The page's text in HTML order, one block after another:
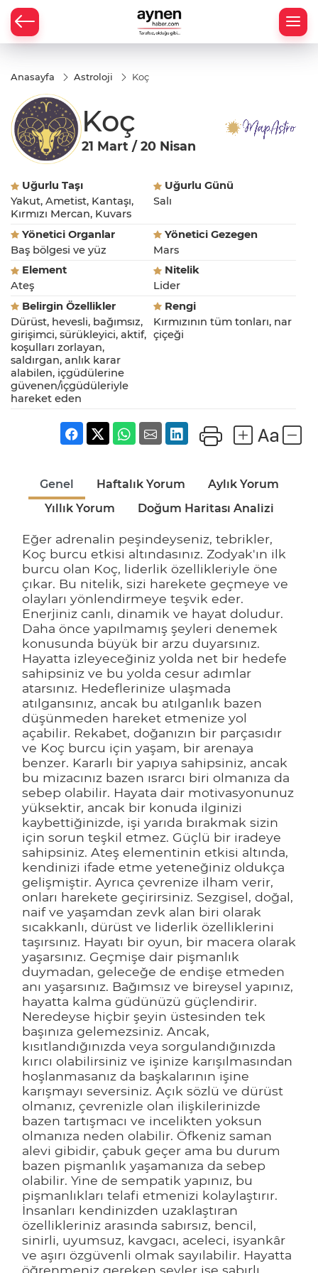
Anasayfa Astroloji Koç
Koç
21 Mart / 20 Nisan
Uğurlu Taşı
Yakut, Ametist, Kantaşı,
Kırmızı Mercan, Kuvars
Uğurlu Günü
Salı
Yönetici Organlar
Baş bölgesi ve yüz
Yönetici Gezegen
Mars
Element
Ateş
Nitelik
Lider
Belirgin Özellikler
Dürüst, hevesli, bağımsız,
girişimci, sürükleyici, aktif,
koşulları zorlayan,
saldırgan, anlık karar
alabilen, içgüdülerine
güvenen/içgüdüleriyle
hareket eden
Rengi
Kırmızının tüm tonları, nar
çiçeği
Genel Haftalık Yorum
Aylık Yorum
Yıllık Yorum
Doğum Haritası Analizi
Eğer adrenalin peşindeyseniz, tebrikler,
Koç burcu etkisi altındasınız. Zodyak'ın ilk
burcu olan Koç, liderlik özellikleriyle öne
çıkar. Bu nitelik, sizi harekete geçmeye ve
olayları yönlendirmeye teşvik eder.
Enerjiniz canlı, dinamik ve hayat doludur.
Daha önce yapılmamış şeyleri denemek
konusunda büyük bir arzu duyarsınız.
Hayatta izleyeceğiniz yolda net bir hedefe
sahipsiniz ve bu yolda cesur adımlar
atarsınız. Hedeflerinize ulaşmada
atılgansınız, ancak bu atılganlık bazen
düşünmeden hareket etmenize yol
açabilir. Rekabet, doğanızın bir parçasıdır
ve Koç burcu için yaşam, bir arenaya
benzer. Kararlı bir yapıya sahipsiniz, ancak
bu mizacınız bazen ısrarcı biri olmanıza da
sebep olabilir. Hayata dair motivasyonunuz
yüksektir, ancak bir konuda ilginizi
kaybettiğinizde, işi yarıda bırakmak sizin
için sorun teşkil etmez. Güçlü bir iradeye
sahipsiniz. Ateş elementinin etkisi altında,
kendinizi ifade etme yeteneğiniz oldukça
gelişmiştir. Ayrıca çevrenize ilham verir,
onları harekete geçirirsiniz. Sezgisel, doğal,
naif ve yaşamdan zevk alan biri olarak
sıcakkanlı, dürüst ve liderlik özelliklerini
taşırsınız. Hayatı bir oyun, bir macera olarak
yaşarsınız. Geçmişe dair pişmanlık
duymadan, geleceğe de endişe etmeden
anı yaşarsınız. Bağımsız ve bireysel yapınız,
hayatta kalma güdünüzü güçlendirir.
Neredeyse hiçbir şeyin üstesinden tek
başınıza gelemezsiniz. Ancak,
kısıtlandığınızda veya sorgulandığınızda
kırıcı olabilirsiniz ve işinize karışılmasından
hoşlanmasanız da başkalarının işine
karışmayı seversiniz. Açık sözlü ve dürüst
olmanız, çevrenizle olan ilişkilerinizde
bazen tartışmacı ve incelikten yoksun
olmanıza neden olabilir. Öfkeniz saman
alevi gibidir, çabuk geçer ama bu durum
bazen pişmanlık yaşamanıza da sebep
olabilir. Yine de sempatik yapınız, bu
pişmanlıkları telafi etmenizi kolaylaştırır.
İnsanları kendinizden uzaklaştıran
özellikleriniz arasında sabırsız, bencil,
sinirli, uyumsuz, kavgacı, aceleci, isyankâr
ve aşırı özgüvenli olmak sayılabilir. Hayatta
öğrenmeniz gereken şeyler ise sabırlı